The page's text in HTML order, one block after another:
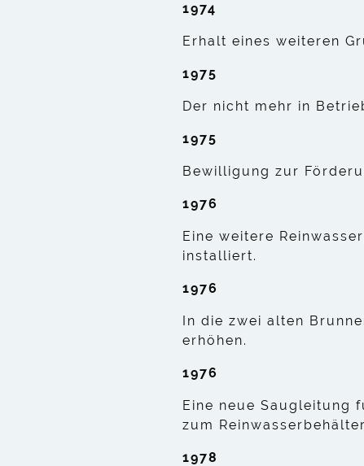
1974
Erhalt eines weiteren
1975
Der nicht mehr in
1975
Bewilligung zur
1976
Eine weitere
installiert.
1976
In die zwei alten
erhöhen.
1976
Eine neue Saugleitung
zum Reinwasserbehälter
1978